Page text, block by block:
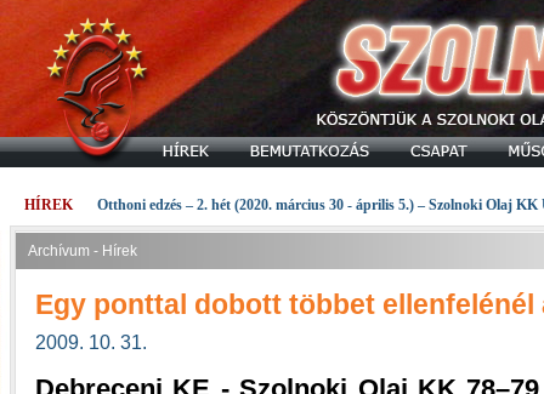
HÍREK Otthoni edzés – 2. hét (2020. március 30 - április 5.) – Szolnoki Olaj KK
Archívum - Hírek
Egy ponttal dobott többet ellenfelénél
2009. 10. 31.